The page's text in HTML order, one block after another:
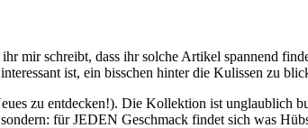
mir schreibt, dass ihr solche Artikel spannend
ist, ein bisschen hinter die Kulissen zu
zu entdecken!). Die Kollektion ist unglaublich
für JEDEN Geschmack findet sich was